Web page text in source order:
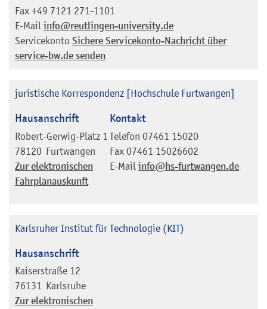
Fax +49 7121 271-1101
E-Mail info@reutlingen-university.de
Servicekonto Sichere Servicekonto-Nachricht über
service-bw.de senden
juristische Korrespondenz [Hochschule Furtwangen]
Hausanschrift
Robert-Gerwig-Platz 1
78120 Furtwangen
Zur elektronischen
Fahrplanauskunft
Kontakt
Telefon 07461 15020
Fax 07461 15026602
E-Mail info@hs-furtwangen.de
Karlsruher Institut für Technologie (KIT)
Hausanschrift
Kaiserstraße 12
76131 Karlsruhe
Zur elektronischen